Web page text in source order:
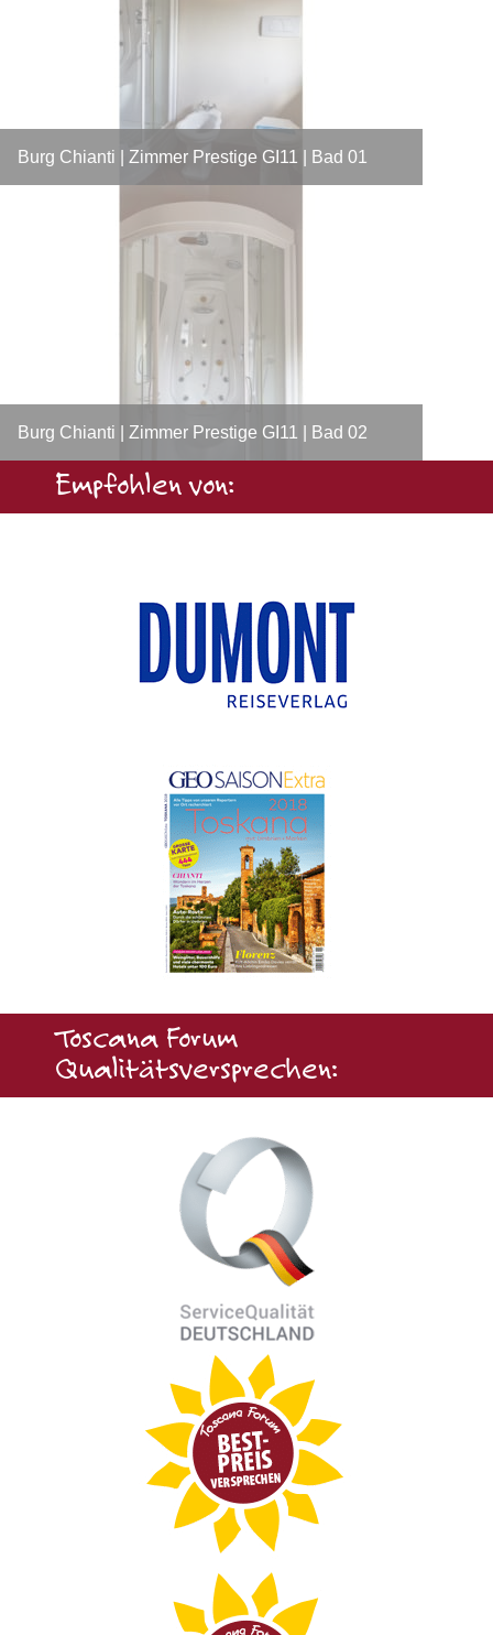
Burg Chianti | Zimmer Prestige GI11 | Bad 01
Burg Chianti | Zimmer Prestige GI11 | Bad 02
Empfohlen von:
Toscana Forum
Qualitätsversprechen: